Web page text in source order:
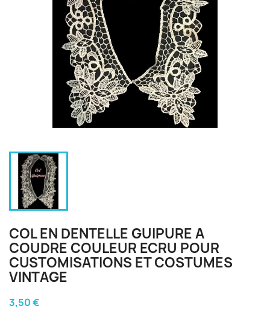
COL EN DENTELLE GUIPURE A
COUDRE COULEUR ECRU POUR
CUSTOMISATIONS ET COSTUMES
VINTAGE
3,50 €